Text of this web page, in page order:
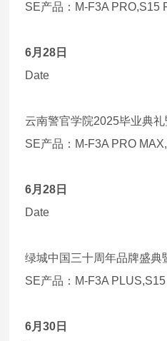
SE产品： M-F3A PRO,S15
6月 28 日
Date
云南警官学院2025毕业典
SE产品： M-F3A PRO
6月 28 日
Date
绿城中国三十周年品牌盛典
SE产品： M-F3A
6月 30 日